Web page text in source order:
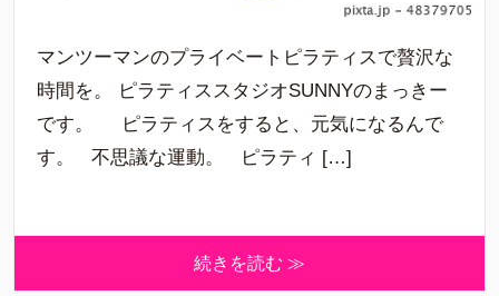
マンツーマンのプライベートピラティスで贅沢な
時間を。 ピラティススタジオSUNNYのまっきー
です。 ピラティスをすると、元気になるんで
す。 不思議な運動。 ピラティ […]
続きを読む ≫